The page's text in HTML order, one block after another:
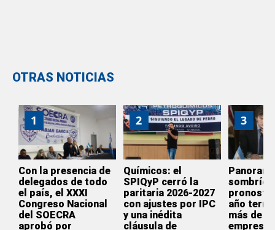
OTRAS NOTICIAS
1
Con la presencia de
delegados de todo
el país, el XXXI
Congreso Nacional
del SOECRA
aprobó por
2
Químicos: el
SPIQyP cerró la
paritaria 2026-2027
con ajustes por IPC
y una inédita
cláusula de
3
sombrío:
año
más de
empresas